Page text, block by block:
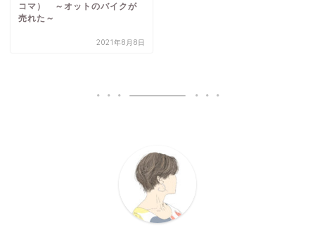
コマ） ～オットのバイクが
売れた～
2021年8月8日